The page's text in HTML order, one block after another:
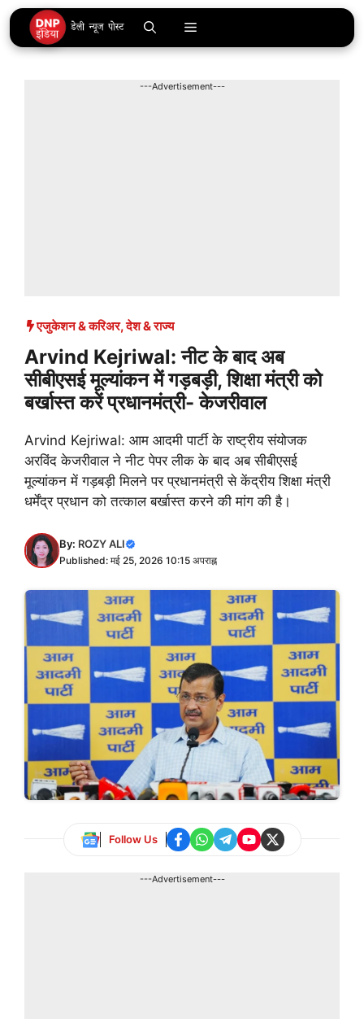
Skip
to
content
Menu
---Advertisement---
एजुकेशन & करिअर,देश & राज्य
Arvind Kejriwal: नीट के बाद अब
सीबीएसई मूल्यांकन में गड़बड़ी, शिक्षा मंत्री को
बर्खास्त करें प्रधानमंत्री- केजरीवाल
Arvind Kejriwal: आम आदमी पार्टी के राष्ट्रीय संयोजक
अरविंद केजरीवाल ने नीट पेपर लीक के बाद अब सीबीएसई
मूल्यांकन में गड़बड़ी मिलने पर प्रधानमंत्री से केंद्रीय शिक्षा मंत्री
धर्मेंद्र प्रधान को तत्काल बर्खास्त करने की मांग की है।
By: ROZY ALI
Published: मई 25, 2026 10:15 अपराह्न
Follow Us
---Advertisement---